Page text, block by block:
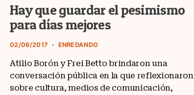
Hay que guardar el pesimismo
para días mejores
02/06/2017 ENREDANDO
Atilio Borón y Frei Betto brindaron una
conversación pública en la que reflexionaron
sobre cultura, medios de comunicación,